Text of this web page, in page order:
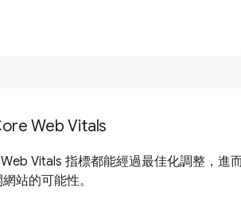
Web Vitals
Vitals 指標都能經過最佳化調整，進
站的可能性。